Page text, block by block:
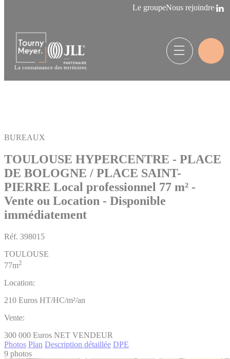
Le groupeNous rejoindre
La connaissance des territoires
BUREAUX
TOULOUSE HYPERCENTRE - PLACE
DE BOLOGNE / PLACE SAINT-
PIERRE Local professionnel 77 m² -
Vente ou Location - Disponible
immédiatement
Réf. 398015
TOULOUSE
77m2
Location:
210 Euros HT/HC/m²/an
Vente:
300 000 Euros NET VENDEUR
Photos Plan Description détaillée DPE
9 photos